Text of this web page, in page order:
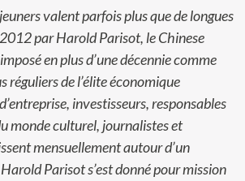
valent parfois plus que de longues
par Harold Parisot, le Chinese
en plus d’une décennie comme
réguliers de l’élite économique
investisseurs, responsables
monde culturel, journalistes et
mensuellement autour d’un
Parisot s’est donné pour mission